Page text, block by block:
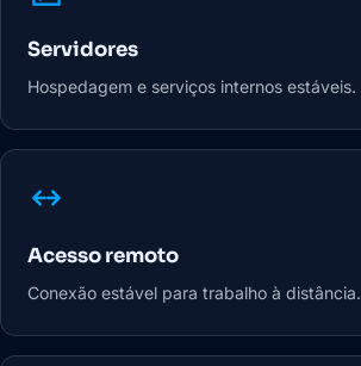
Servidores
Hospedagem e serviços internos estáveis.
Acesso remoto
Conexão estável para trabalho à distância.